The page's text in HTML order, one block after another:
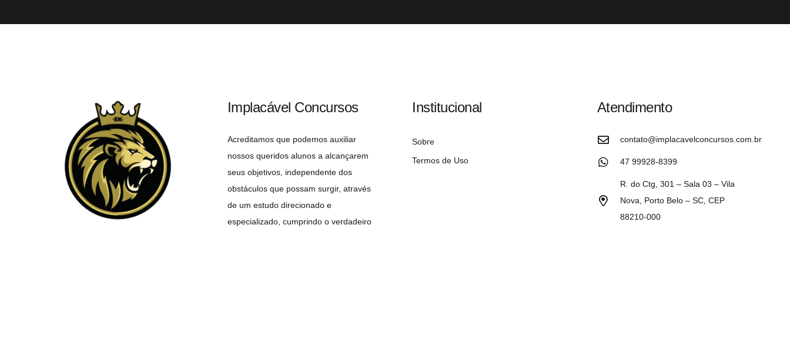
Implacável Concursos
Acreditamos que podemos auxiliar
nossos queridos alunos a alcançarem
seus objetivos, independente dos
obstáculos que possam surgir, através
de um estudo direcionado e
especializado, cumprindo o verdadeiro
Institucional
Sobre
Termos de Uso
Atendimento
contato@implacavelconcursos.com.br
47 99928-8399
R. do Ctg, 301 – Sala 03 – Vila
Nova, Porto Belo – SC, CEP
88210-000